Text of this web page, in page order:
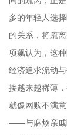
多的年轻人选
的关系，将疏
项飙认为，这
经济追求流动
接越来越稀薄
就像网购不满
——与麻烦亲戚